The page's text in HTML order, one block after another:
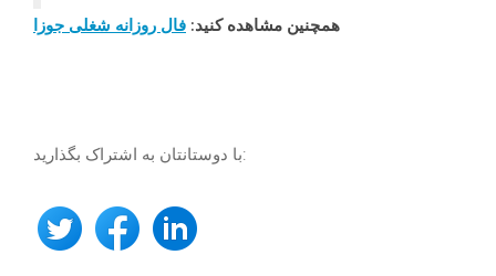
همچنین مشاهده کنید: فال روزانه شغلی جوزا
با دوستانتان به اشتراک بگذارید: